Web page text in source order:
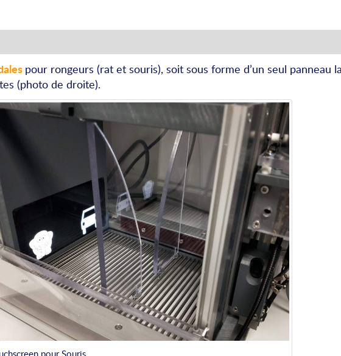
pour rongeurs (rat et souris), soit sous forme d’un seul panneau
(photo de droite).
pour Souris